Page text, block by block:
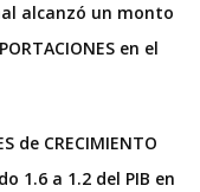
alcanzó un monto
en el
de CRECIMIENTO
1.6 a 1.2 del PIB en